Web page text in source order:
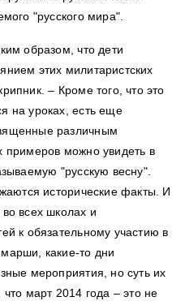
"русского мира".
образом, что дети
этих милитаристских
– Кроме того, что это
на уроках, есть еще
различным
примеров можно увидеть в
"русскую весну".
исторические факты. И
всех школах и
к обязательному участию в
какие-то дни
мероприятия, но суть их
март 2014 года – это не